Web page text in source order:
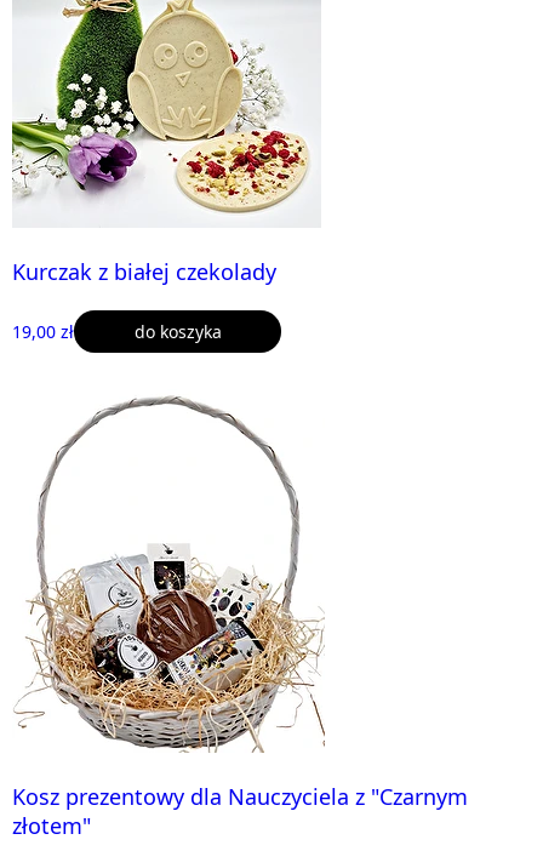
Kurczak z białej czekolady
19,00 zł do koszyka
Kosz prezentowy dla Nauczyciela z "Czarnym
złotem"